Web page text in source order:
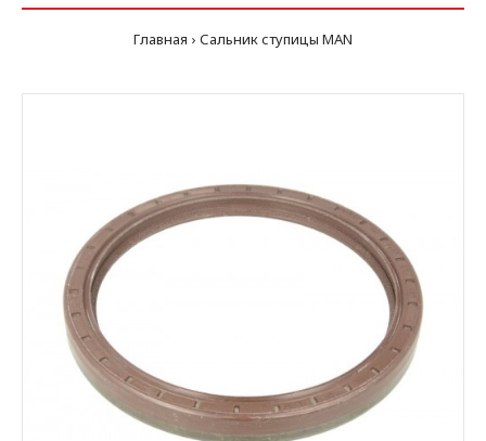
Главная Сальник ступицы MAN